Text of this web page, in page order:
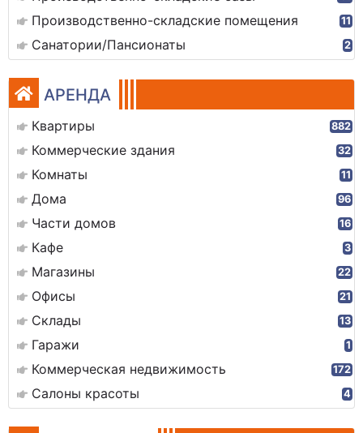
Производственно-складские помещения 11
Санатории/Пансионаты 2
АРЕНДА
Квартиры 882
Коммерческие здания 32
Комнаты 11
Дома 96
Части домов 16
Кафе 3
Магазины 22
Офисы 21
Склады 13
Гаражи 1
Коммерческая недвижимость 172
Салоны красоты 4